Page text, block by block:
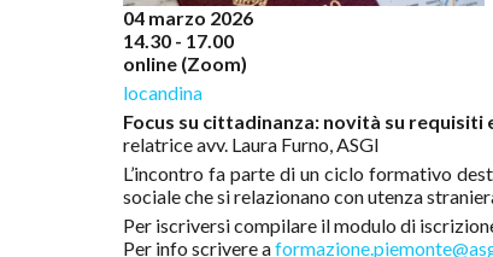
04 marzo 2026
14.30 - 17.00
online (Zoom)
locandina
Focus su cittadinanza: novità su requisiti
relatrice avv. Laura Furno, ASGI
L’incontro fa parte di un ciclo formativo
sociale che si relazionano con utenza
Per iscriversi compilare il modulo di
Per info scrivere a